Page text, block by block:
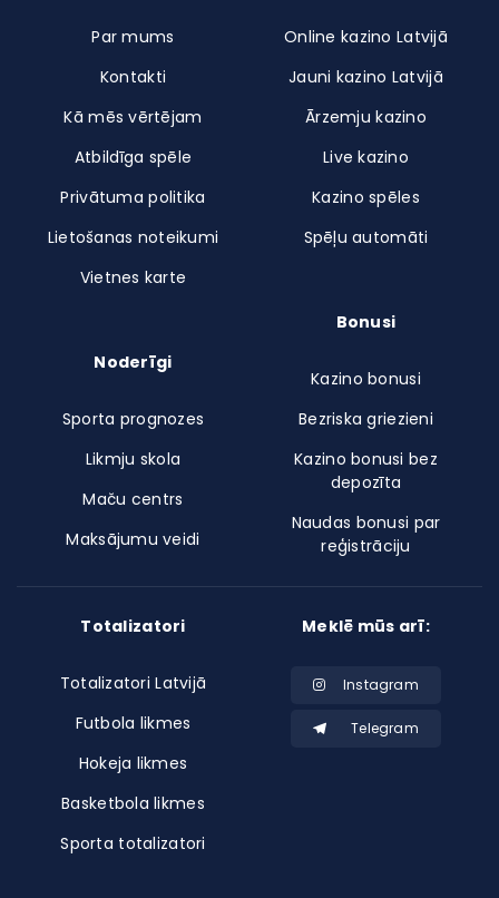
Par mums
Kontakti
Kā mēs vērtējam
Atbildīga spēle
Privātuma politika
Lietošanas noteikumi
Vietnes karte
Noderīgi
Sporta prognozes
Likmju skola
Maču centrs
Maksājumu veidi
Online kazino Latvijā
Jauni kazino Latvijā
Ārzemju kazino
Live kazino
Kazino spēles
Spēļu automāti
Bonusi
Kazino bonusi
Bezriska griezieni
Kazino bonusi bez
depozīta
Naudas bonusi par
reģistrāciju
Totalizatori
Totalizatori Latvijā
Futbola likmes
Hokeja likmes
Basketbola likmes
Sporta totalizatori
Meklē mūs arī:
Instagram
Telegram